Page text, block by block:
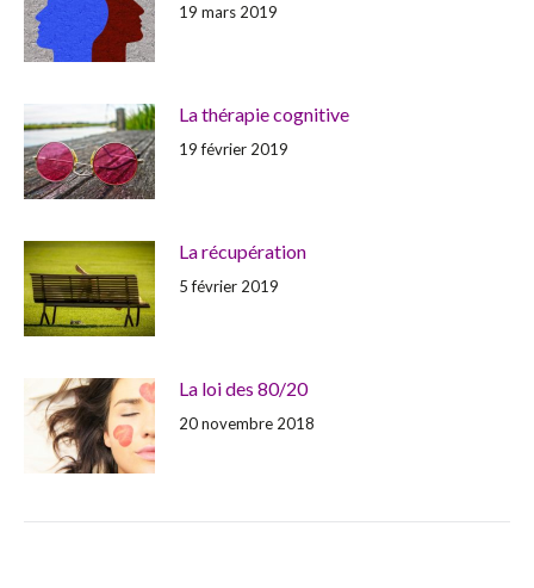
19 mars 2019
La thérapie cognitive
19 février 2019
La récupération
5 février 2019
La loi des 80/20
20 novembre 2018